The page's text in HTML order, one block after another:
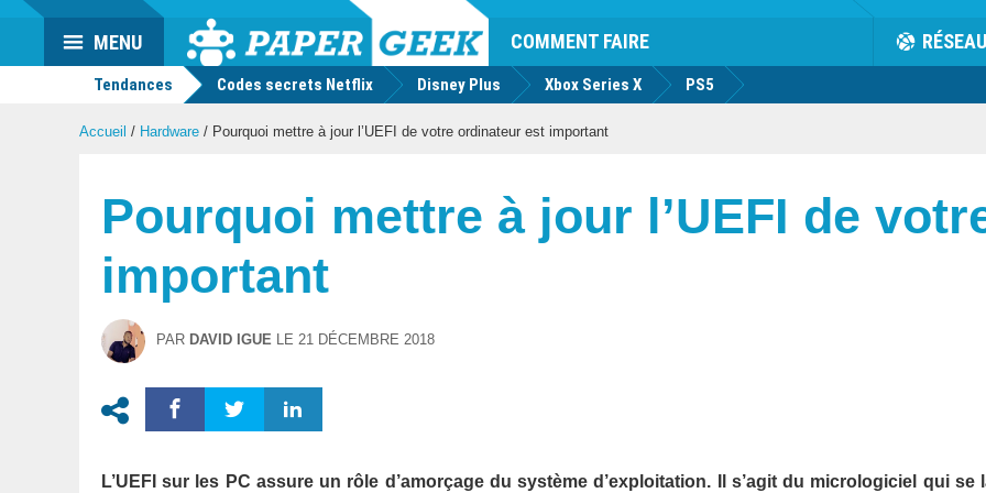
Actu
geek
COMMENT FAIRE RÉSEAU
MENU
Tendances Codes secrets Netflix Disney Plus Xbox Series X PS5
Accueil / Hardware / Pourquoi mettre à jour l’UEFI de votre ordinateur est important
Pourquoi mettre à jour l’UEFI de
important
PAR DAVID IGUE LE 21 DÉCEMBRE 2018
L’UEFI sur les PC assure un rôle d’amorçage du système d’exploitation. Il s’agit du micrologiciel qui se